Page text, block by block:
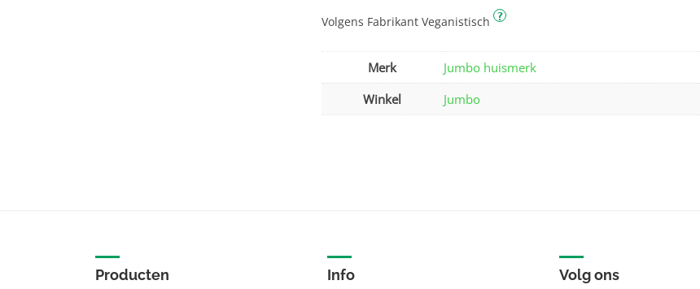
Volgens Fabrikant Veganistisch ?
Merk
Jumbo huismerk
Winkel
Jumbo
Producten Info Volg ons